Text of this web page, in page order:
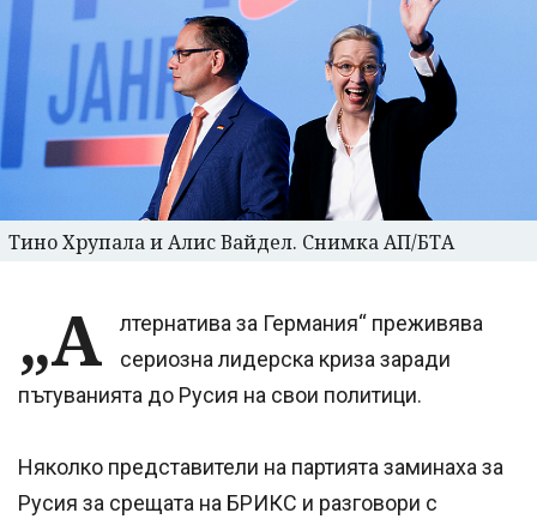
Тино Хрупала и Алис Вайдел. Снимка АП/БТА
„А
лтернатива за Германия“ преживява
сериозна лидерска криза заради
пътуванията до Русия на свои политици.
Няколко представители на партията заминаха за
Русия за срещата на БРИКС и разговори с